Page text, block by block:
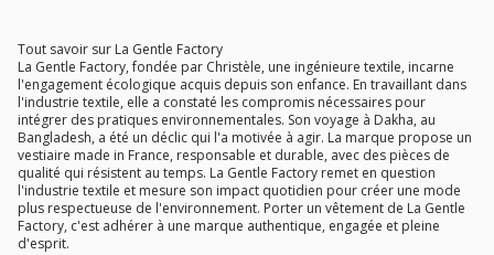
Tout savoir sur La Gentle Factory
La Gentle Factory, fondée par Christèle, une ingénieure textile, incarne
l'engagement écologique acquis depuis son enfance. En travaillant dans
l'industrie textile, elle a constaté les compromis nécessaires pour
intégrer des pratiques environnementales. Son voyage à Dakha, au
Bangladesh, a été un déclic qui l'a motivée à agir. La marque propose un
vestiaire made in France, responsable et durable, avec des pièces de
qualité qui résistent au temps. La Gentle Factory remet en question
l'industrie textile et mesure son impact quotidien pour créer une mode
plus respectueuse de l'environnement. Porter un vêtement de La Gentle
Factory, c'est adhérer à une marque authentique, engagée et pleine
d'esprit.